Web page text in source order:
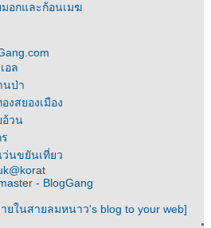
อกและก้อนเมฆ
อล
นป่า
งสยองเมือง
อ้วน
นขยันเที่ยว
- BlogGang
ยในสายลมหนาว's blog to your web]